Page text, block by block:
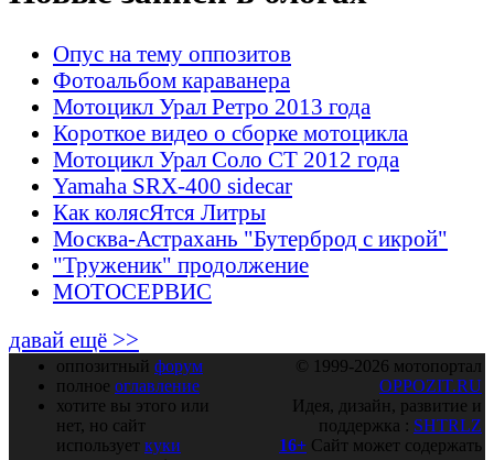
Опус на тему оппозитов
Фотоальбом караванера
Мотоцикл Урал Ретро 2013 года
Короткое видео о сборке мотоцикла
Мотоцикл Урал Соло СТ 2012 года
Yamaha SRX-400 sidecar
Как колясЯтся Литры
Москва-Астрахань "Бутерброд с икрой"
"Труженик" продолжение
МОТОСЕРВИС
давай ещё >>
оппозитный форум
полное оглавление
хотите вы этого или
нет, но сайт
использует куки
© 1999-2026 мотопортал
OPPOZIT.RU
Идея, дизайн, развитие и
поддержка : SHTRLZ
16+ Сайт может содержать